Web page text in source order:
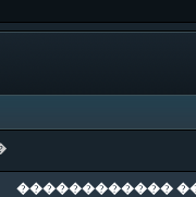
������������